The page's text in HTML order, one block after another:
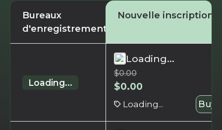
Bureaux
d'enregistrement
Nouvelle inscription
Loading...
Loading...
$0.00
$0.00
Loading... Buy